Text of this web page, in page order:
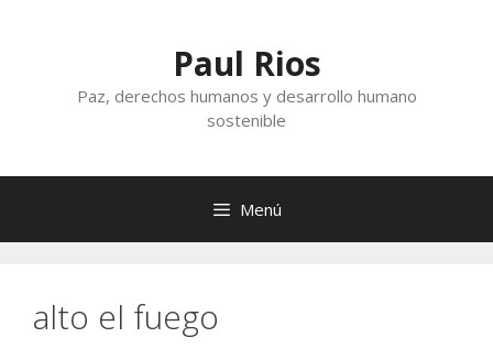
Paul Rios
Paz, derechos humanos y desarrollo humano
sostenible
Menú
alto el fuego